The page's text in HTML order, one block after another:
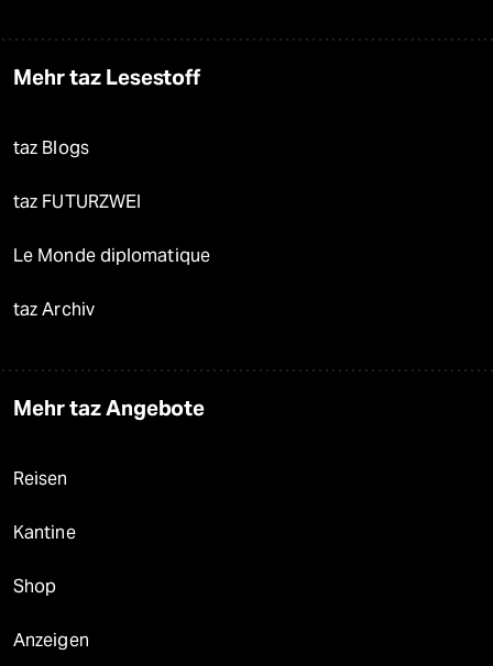
Mehr taz Lesestoff
taz Blogs
taz FUTURZWEI
Le Monde diplomatique
taz Archiv
Mehr taz Angebote
Reisen
Kantine
Shop
Anzeigen